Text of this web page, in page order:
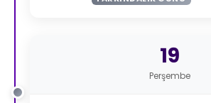
19
Perşembe